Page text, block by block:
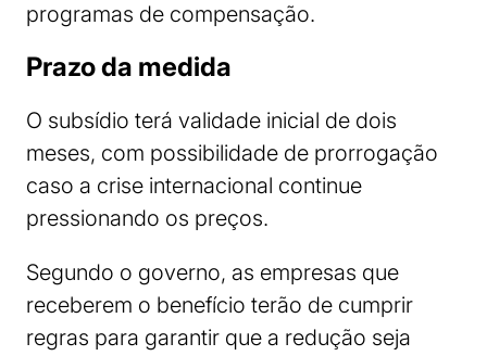
programas de compensação.
Prazo da medida
O subsídio terá validade inicial de dois
meses, com possibilidade de prorrogação
caso a crise internacional continue
pressionando os preços.
Segundo o governo, as empresas que
receberem o benefício terão de cumprir
regras para garantir que a redução seja